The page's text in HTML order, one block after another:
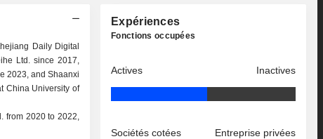
Daily Digital
Ltd. since 2017,
2023, and Shaanxi
China University of
from 2020 to 2022,
Expériences
Fonctions occupées
Actives Inactives
Sociétés cotées Entreprise privées